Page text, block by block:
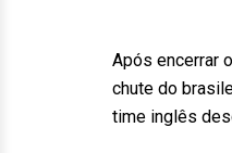
Após encerrar
chute do
time inglês